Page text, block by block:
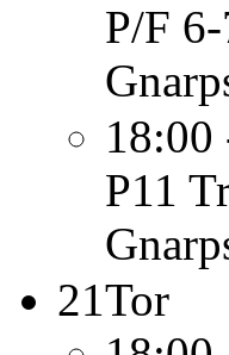
P/F
18:00
P11
21Tor